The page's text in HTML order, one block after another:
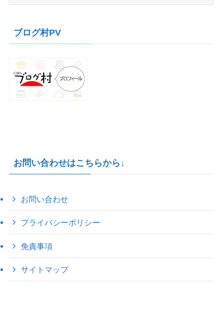
ブ
ブログ村PV
お問い合わせはこちらから↓
お問い合わせ
プライバシーポリシー
免責事項
サイトマップ